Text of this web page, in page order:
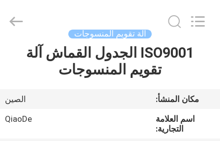
مسكن
معلومات
Machinery
آلة تقويم المنسوجات
ISO9001 الجدول القماش آلة
تقويم المنسوجات
مكان المنشأ:
الصين
اسم العلامة
التجارية:
QiaoDe